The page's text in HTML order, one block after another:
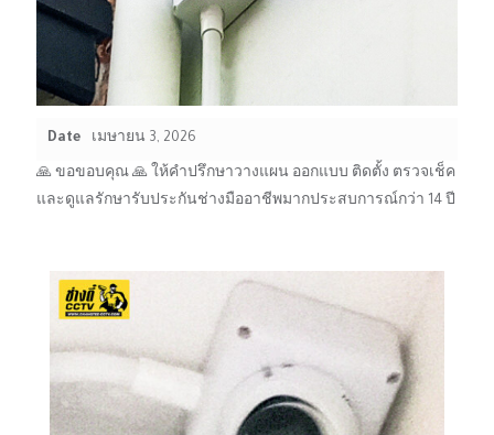
Date เมษายน 3, 2026
🙏 ขอขอบคุณ 🙏 ให้คำปรึกษาวางแผน ออกแบบ ติดตั้ง ตรวจเช็ค
และดูแลรักษารับประกันช่างมืออาชีพมากประสบการณ์กว่า 14 ปี